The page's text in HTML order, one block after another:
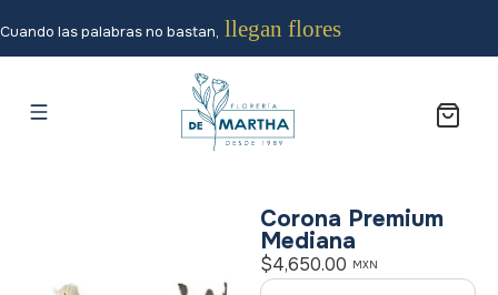
Cuando las palabras no bastan, llegan flores
Corona Premium
Mediana
$4,650.00 MXN